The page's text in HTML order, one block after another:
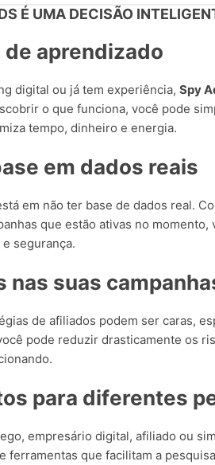
É UMA DECISÃO
de aprendizado
digital ou já tem experiência, Spy
o que funciona, você pode
tempo, dinheiro e energia.
em dados reais
em não ter base de dados real.
que estão ativas no
segurança.
nas suas
de afiliados podem ser caras,
pode reduzir drasticamente os
para diferentes
empresário digital, afiliado ou
ferramentas que facilitam a